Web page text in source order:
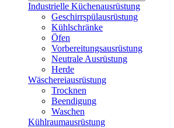
Industrielle Küchenausrüstung
Geschirrspülausrüstung
Kühlschränke
Öfen
Vorbereitungsausrüstung
Neutrale Ausrüstung
Herde
Wäschereiausrüstung
Trocknen
Beendigung
Waschen
Kühlraumausrüstung